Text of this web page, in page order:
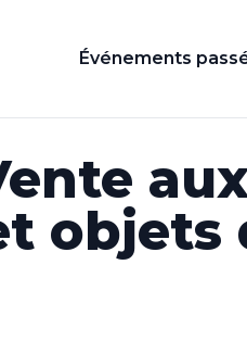
Événements
objets